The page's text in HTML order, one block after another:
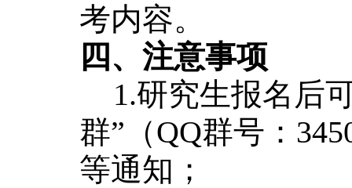
考内容。
四、注意事项
1.研究生报名后
群”（QQ群号：
等通知；